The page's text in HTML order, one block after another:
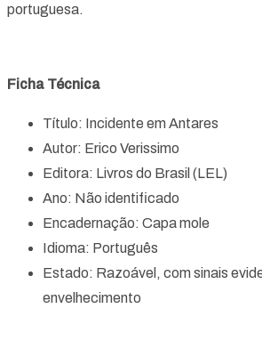
portuguesa.
Ficha Técnica
Título: Incidente em Antares
Autor: Erico Verissimo
Editora: Livros do Brasil (LEL)
Ano: Não identificado
Encadernação: Capa mole
Idioma: Português
Estado: Razoável, com sinais
envelhecimento